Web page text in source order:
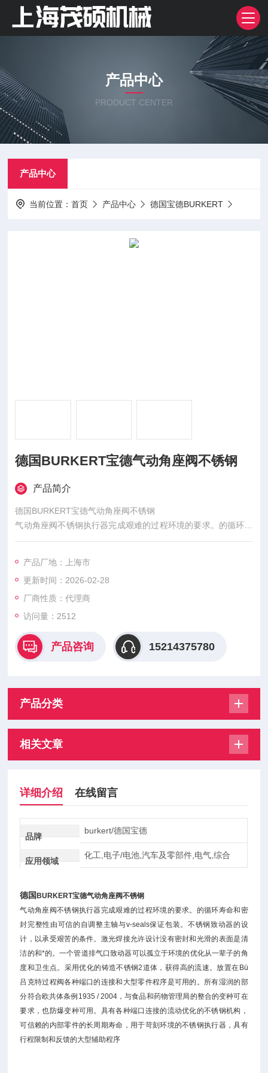
产品中心
PRODUCT CENTER
产品中心
当前位置：首页 产品中心 德国宝德BURKERT
德国BURKERT宝德气动角座阀不锈钢
产品简介
德国BURKERT宝德气动角座阀不锈钢
气动角座阀不锈钢执行器完成艰难的过程环境的要求。的循环寿
命和密封完整性由可信的自调整主轴与v-seals保证包装。不锈钢
和光滑的表面是清洁的和*的。一个管道排气口致动器可以孤立于
环境的优化从一辈子的角度和卫生点。采用优化的铸造不锈钢2
道体，获得高的流速。
产品厂地：上海市
更新时间：2026-02-28
厂商性质：代理商
访问量：2512
产品咨询 15214375780
产品分类
相关文章
详细介绍 在线留言
品牌
burkert/德国宝德
应用领域
化工,电子/电池,汽车及零部件,电气,综合
德国BURKERT宝德气动角座阀不锈钢
气动角座阀不锈钢执行器完成艰难的过程环境的要求。的循环寿命和密
封完整性由可信的自调整主轴与v-seals保证包装。不锈钢致动器的设
计，以承受艰苦的条件。激光焊接允许设计没有密封和光滑的表面是清
洁的和*的。一个管道排气口致动器可以孤立于环境的优化从一辈子的角
度和卫生点。采用优化的铸造不锈钢2道体，获得高的流速。放置在Bü
吕克特过程阀各种端口的连接和大型零件程序是可用的。所有湿润的部
分符合欧共体条例1935 / 2004，与食品和药物管理局的整合的变种可在
要求，也防爆变种可用。具有各种端口连接的流动优化的不锈钢机构，
可信赖的内部零件的长周期寿命，用于苛刻环境的不锈钢执行器，具有
行程限制和反馈的大型辅助程序